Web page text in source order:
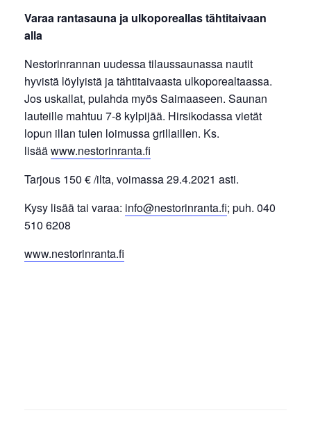
Varaa rantasauna ja ulkoporeallas tähtitaivaan
alla
Nestorinrannan uudessa tilaussaunassa nautit
hyvistä löylyistä ja tähtitaivaasta ulkoporealtaassa.
Jos uskallat, pulahda myös Saimaaseen. Saunan
lauteille mahtuu 7-8 kylpijää. Hirsikodassa vietät
lopun illan tulen loimussa grillaillen. Ks.
lisääwww.nestorinranta.fi
Tarjous 150 € /ilta, voimassa 29.4.2021 asti.
Kysy lisää tai varaa: info@nestorinranta.fi; puh. 040
510 6208
www.nestorinranta.fi